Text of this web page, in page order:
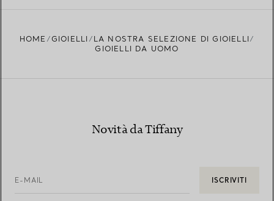
HOME GIOIELLI
LA NOSTRA SELEZIONE DI GIOIELLI
GIOIELLI DA UOMO
Novità da Tiffany
E-MAIL ISCRIVITI